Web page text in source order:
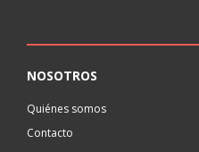
NOSOTROS
Quiénes somos
Contacto